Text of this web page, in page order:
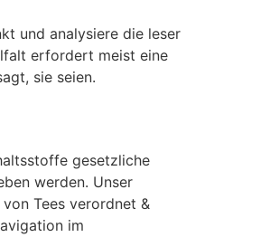
und analysiere die leser
erfordert meist eine
sie seien.
gesetzliche
werden. Unser
Tees verordnet &
im